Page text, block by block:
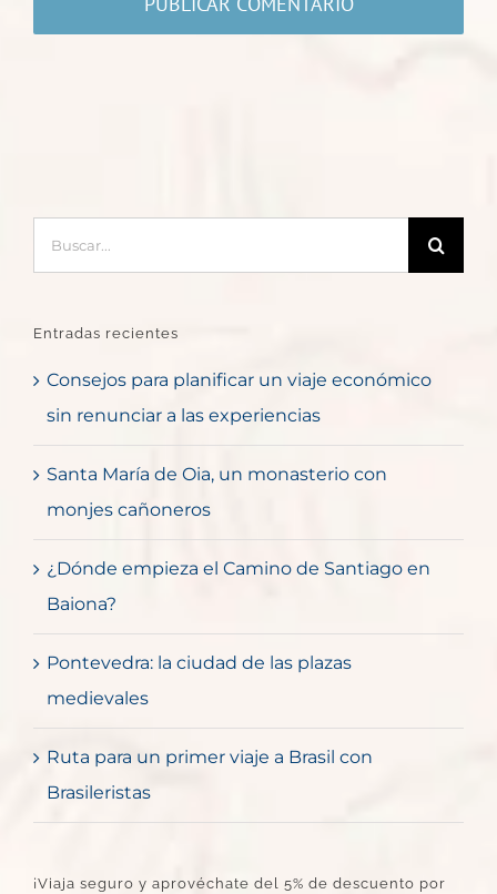
Entradas recientes
Consejos para planificar un viaje económico
sin renunciar a las experiencias
Santa María de Oia, un monasterio con
monjes cañoneros
¿Dónde empieza el Camino de Santiago en
Baiona?
Pontevedra: la ciudad de las plazas
medievales
Ruta para un primer viaje a Brasil con
Brasileristas
¡Viaja seguro y aprovéchate del 5% de descuento por